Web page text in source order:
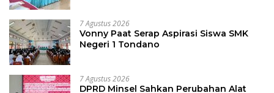
7 Agustus 2026
Vonny Paat Serap Aspirasi Siswa SMK
Negeri 1 Tondano
7 Agustus 2026
DPRD Minsel Sahkan Perubahan Alat